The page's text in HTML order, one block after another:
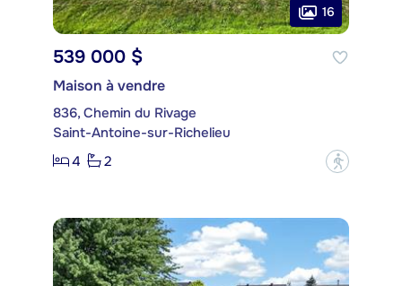
16
539 000 $
Maison à vendre
836, Chemin du Rivage
Saint-Antoine-sur-Richelieu
4
2 ?